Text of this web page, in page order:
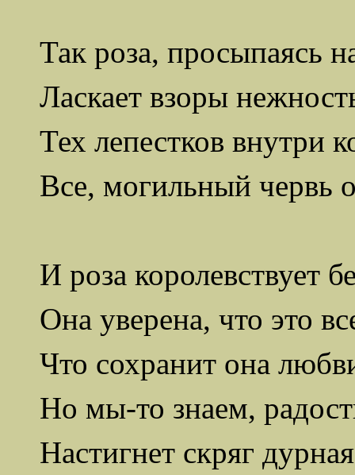
Так роза, просыпаясь
Ласкает взоры
Тех лепестков внутри
Все, могильный червь
И роза королевствует
Она уверена, что это
Что сохранит она
Но мы-то знаем,
Настигнет скряг